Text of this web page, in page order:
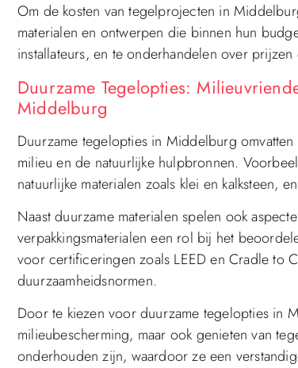
Om de kosten van tegelprojecten in
materialen en ontwerpen die binnen hun
installateurs, en te onderhandelen over
Duurzame Tegelopties:
Middelburg
Duurzame tegelopties in Middelburg
milieu en de natuurlijke hulpbronnen.
natuurlijke materialen zoals klei en kalksteen,
Naast duurzame materialen spelen ook
verpakkingsmaterialen een rol bij het
voor certificeringen zoals LEED en Cradle to
duurzaamheidsnormen.
Door te kiezen voor duurzame tegelopties in
milieubescherming, maar ook genieten van
onderhouden zijn, waardoor ze een